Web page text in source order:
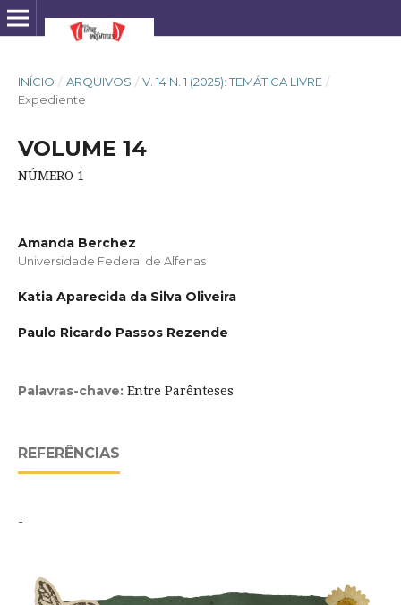
INÍCIO / ARQUIVOS / V. 14 N. 1 (2025): TEMÁTICA LIVRE /
Expediente
VOLUME 14
NÚMERO 1
Amanda Berchez
Universidade Federal de Alfenas
Katia Aparecida da Silva Oliveira
Paulo Ricardo Passos Rezende
Palavras-chave: Entre Parênteses
REFERÊNCIAS
-